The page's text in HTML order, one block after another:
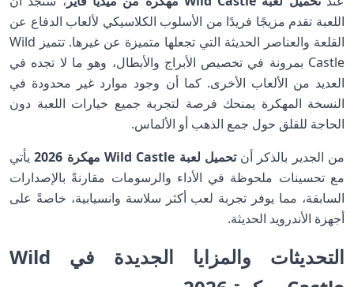
اللعبة تقدم مزيجًا فريدًا من الأسلوب الكلاسيكي لألعاب الدفاع عن
القلعة والعناصر الحديثة التي تجعلها متميزة عن غيرها. تتميز Wild
Castle بمرونة في تخصيص الأبراج والأبطال، وهو ما لا تجده في
العديد من الألعاب الأخرى. كما أن وجود موارد غير محدودة في
النسخة المهكرة يمنحك فرصة لتجربة جميع خيارات اللعبة دون
الحاجة للقلق حول جمع الذهب أو الألماس.
من الجدير بالذكر أنتحميل لعبة Wild Castle مهكرة 2026
يأتي
مع تحسينات ملحوظة في الأداء والرسومات مقارنةً بالإصدارات
السابقة، مما يوفر تجربة لعب أكثر سلاسة وانسيابية، خاصةً على
أجهزة الأندرويد الحديثة.
التحديثات والمزايا الجديدة في Wild